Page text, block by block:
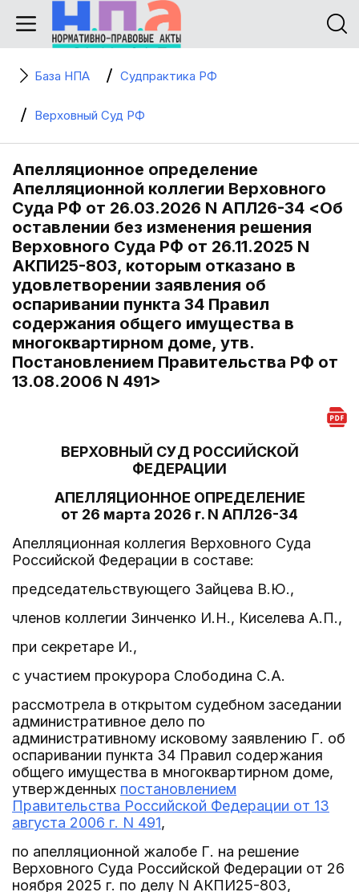
База НПА Судпрактика РФ
Верховный Суд РФ
Апелляционное определение
Апелляционной коллегии Верховного
Суда РФ от 26.03.2026 N АПЛ26-34 <Об
оставлении без изменения решения
Верховного Суда РФ от 26.11.2025 N
АКПИ25-803, которым отказано в
удовлетворении заявления об
оспаривании пункта 34 Правил
содержания общего имущества в
многоквартирном доме, утв.
Постановлением Правительства РФ от
13.08.2006 N 491>
ВЕРХОВНЫЙ СУД РОССИЙСКОЙ
ФЕДЕРАЦИИ
АПЕЛЛЯЦИОННОЕ ОПРЕДЕЛЕНИЕ
от 26 марта 2026 г. N АПЛ26-34
Апелляционная коллегия Верховного Суда
Российской Федерации в составе:
председательствующего Зайцева В.Ю.,
членов коллегии Зинченко И.Н., Киселева А.П.,
при секретаре И.,
с участием прокурора Слободина С.А.
рассмотрела в открытом судебном заседании
административное дело по
административному исковому заявлению Г. об
оспаривании пункта 34 Правил содержания
общего имущества в многоквартирном доме,
утвержденных постановлением
Правительства Российской Федерации от 13
августа 2006 г. N 491,
по апелляционной жалобе Г. на решение
Верховного Суда Российской Федерации от 26
ноября 2025 г. по делу N АКПИ25-803,